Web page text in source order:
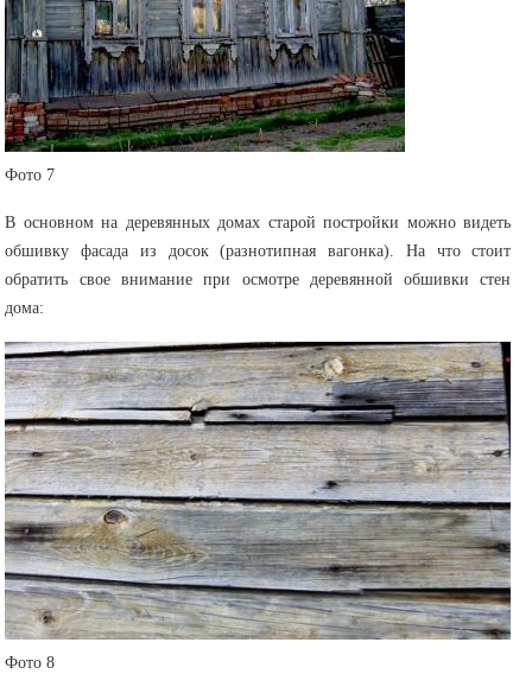
Фото 7
В основном на деревянных домах старой постройки можно видеть
обшивку фасада из досок (разнотипная вагонка). На что стоит
обратить свое внимание при осмотре деревянной обшивки стен
дома:
Фото 8